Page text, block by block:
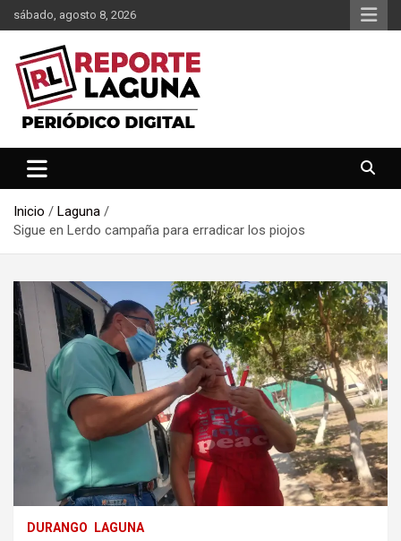
Saltar
al
contenido
sábado, agosto 8, 2026
Reporte Laguna
Inicio
Laguna
Sigue en Lerdo campaña para erradicar los piojos
DURANGO LAGUNA